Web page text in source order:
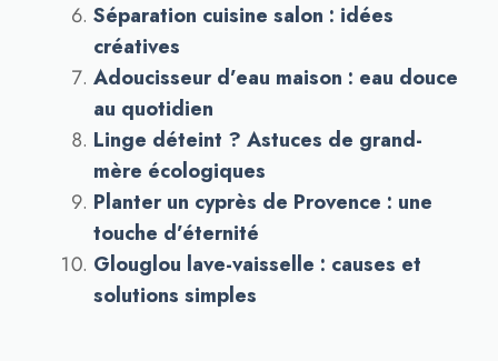
Séparation cuisine salon : idées
créatives
Adoucisseur d’eau maison : eau douce
au quotidien
Linge déteint ? Astuces de grand-
mère écologiques
Planter un cyprès de Provence : une
touche d’éternité
Glouglou lave-vaisselle : causes et
solutions simples